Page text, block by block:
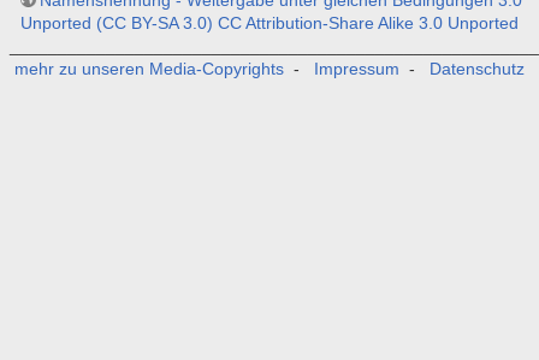
Unported (CC BY-SA 3.0) CC Attribution-Share Alike 3.0 Unported
mehr zu unseren Media-Copyrights - Impressum - Datenschutz